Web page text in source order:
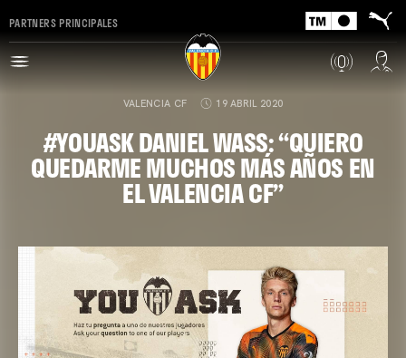
PARTNERS PRINCIPALES
VALENCIA CF 19 ABRIL 2020
#YOUASK DANIEL WASS: “QUIERO
QUEDARME MUCHOS MÁS AÑOS EN
EL VALENCIA CF”